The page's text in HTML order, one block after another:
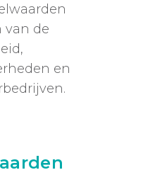
van de
en